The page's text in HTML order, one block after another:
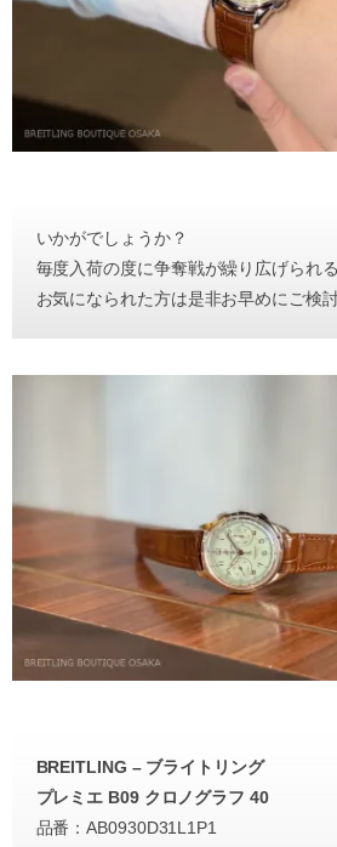
いかがでしょうか？
毎度入荷の度に争奪戦が繰り広げられる
お気になられた方は是非お早めにご検
BREITLING – ブライトリング
プレミエ B09 クロノグラフ 40
品番：AB0930D31L1P1